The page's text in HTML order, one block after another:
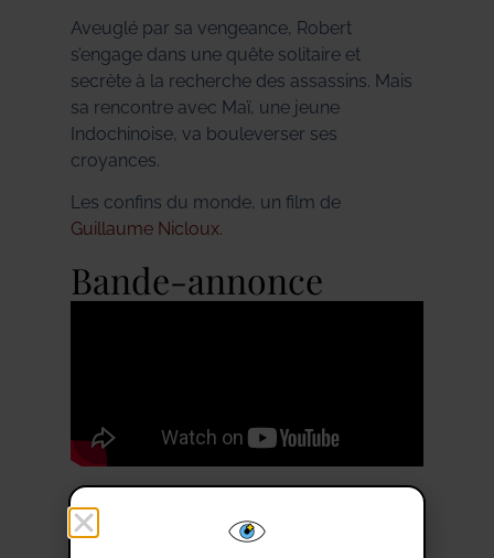
Aveuglé par sa vengeance, Robert
s’engage dans une quête solitaire et
secrète à la recherche des assassins. Mais
sa rencontre avec Maï, une jeune
Indochinoise, va bouleverser ses
croyances.
Les confins du monde, un film de
Guillaume Nicloux.
Bande-annonce
PARTAGE